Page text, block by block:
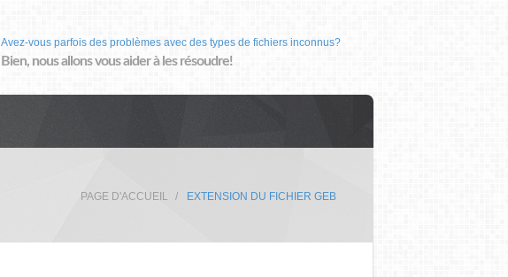
Avez-vous parfois des problèmes avec des types de fichiers inconnus?
Bien, nous allons vous aider à les résoudre!
PAGE D'ACCUEIL EXTENSION DU FICHIER GEB